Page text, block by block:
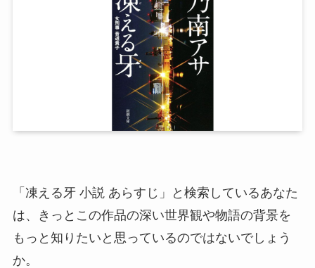
「凍える牙 小説 あらすじ」と検索しているあなた
は、きっとこの作品の深い世界観や物語の背景を
もっと知りたいと思っているのではないでしょう
か。